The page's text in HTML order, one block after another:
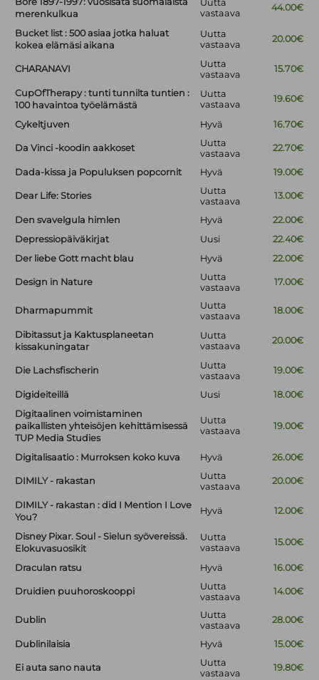
merenkulkua
Uutta
vastaava
44.00€
Bucket list : 500 asiaa jotka haluat
kokea elämäsi aikana
Uutta
vastaava
20.00€
CHARANAVI
Uutta
vastaava
15.70€
CupOfTherapy : tunti tunnilta tuntien :
100 havaintoa työelämästä
Uutta
vastaava
19.60€
Cykeltjuven Hyvä 16.70€
Da Vinci -koodin aakkoset
Uutta
vastaava
22.70€
Dada-kissa ja Populuksen popcornit Hyvä 19.00€
Dear Life: Stories
Uutta
vastaava
13.00€
Den svavelgula himlen Hyvä
22.00€
Depressiopäiväkirjat
Uusi
22.40€
Der liebe Gott macht blau
Hyvä 22.00€
Design in Nature
Uutta
vastaava
17.00€
Dharmapummit
Uutta
vastaava
18.00€
Dibitassut ja Kaktusplaneetan
kissakuningatar
Uutta
vastaava
20.00€
Die Lachsfischerin
Uutta
vastaava
19.00€
Digideiteillä Uusi
18.00€
Digitaalinen voimistaminen
paikallisten yhteisöjen kehittämisessä
TUP Media Studies
Uutta
vastaava
19.00€
Digitalisaatio : Murroksen koko kuva Hyvä 26.00€
DIMILY - rakastan
Uutta
vastaava
20.00€
DIMILY - rakastan : did I Mention I Love
You?
Hyvä 12.00€
Disney Pixar. Soul - Sielun syövereissä.
Elokuvasuosikit
Uutta
vastaava
15.00€
Draculan ratsu Hyvä 16.00€
Druidien puuhoroskooppi
Uutta
vastaava
14.00€
Dublin
Uutta
vastaava
28.00€
Dublinilaisia Hyvä 15.00€
Ei auta sano nauta
Uutta
vastaava
19.80€